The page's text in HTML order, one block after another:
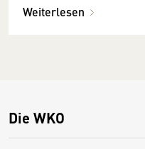
Weiterlesen
Die WKO